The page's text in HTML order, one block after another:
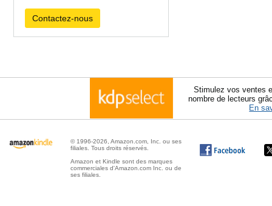
Contactez-nous
Stimulez vos ventes
nombre de lecteurs
En
© 1996-2026, Amazon.com, Inc. ou ses
filiales. Tous droits réservés.
Amazon et Kindle sont des marques
commerciales d'Amazon.com Inc. ou de
ses filiales.